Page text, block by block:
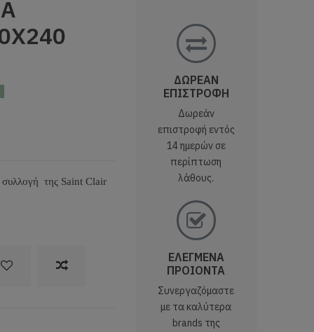
συλλογή της Saint Clair
ΔΩΡΕΑΝ
ΕΠΙΣΤΡΟΦΗ
Δωρεάν
επιστροφή εντός
14 ημερών σε
περίπτωση
λάθους.
ΕΛΕΓΜΕΝΑ
ΠΡΟΙΟΝΤΑ
Συνεργαζόμαστε
με τα καλύτερα
brands της